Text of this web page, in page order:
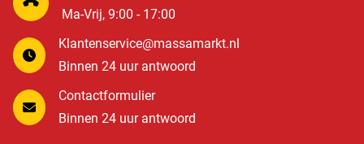
Ma-Vrij, 9:00 - 17:00
Klantenservice@massamarkt.nl
Binnen 24 uur antwoord
Contactformulier
Binnen 24 uur antwoord